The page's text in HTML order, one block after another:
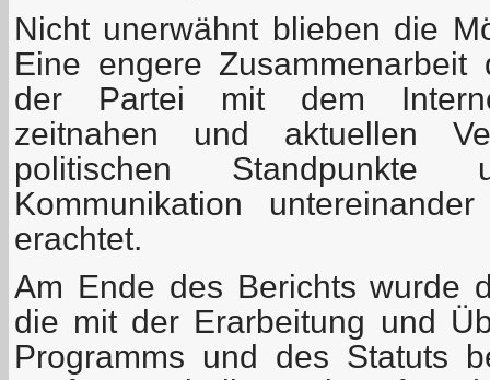
Nicht unerwähnt blieben die
Eine engere
der Partei mit dem
zeitnahen und aktuellen
politischen
Kommunikation
erachtet.
Am Ende des Berichts wurde
die mit der Erarbeitung und
Programms und des Statuts